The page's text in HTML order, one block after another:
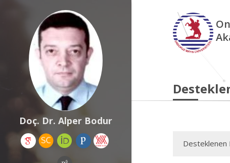
Doç. Dr. Alper Bodur
Desteklenen